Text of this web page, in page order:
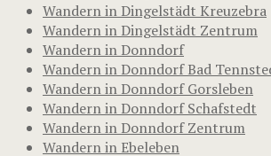
Wandern in Dingelstädt Kreuzebra
Wandern in Dingelstädt Zentrum
Wandern in Donndorf
Wandern in Donndorf Bad
Wandern in Donndorf Gorsleben
Wandern in Donndorf Schafstedt
Wandern in Donndorf Zentrum
Wandern in Ebeleben